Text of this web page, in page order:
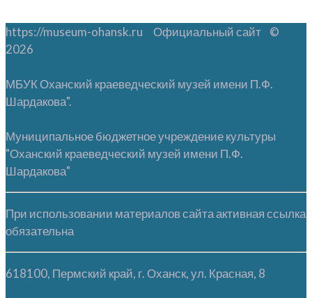
https://museum-ohansk.ru Официальный сайт ©
2026
МБУК Оханский краеведческий музей имени П.Ф.
Шардакова".
Муниципальное бюджетное учреждение культуры
"Оханский краеведческий музей имени П.Ф.
Шардакова"
При использовании материалов сайта активная ссылка
обязательна
618100, Пермский край, г. Оханск, ул. Красная, 8